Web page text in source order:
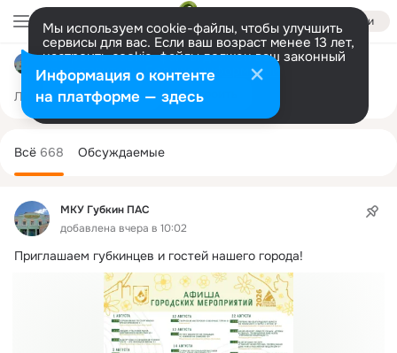
Войти
Мы используем cookie-файлы, чтобы улучшить
сервисы для вас. Если ваш возраст менее 13 лет,
настроить cookie-файлы должен ваш законный
представитель. Больше информации
Разрешить все Настроить
Лента Участники 401 Темы 668
МКУ Губкин ПАС
добавлена вчера в 10:02
Приглашаем губкинцев и гостей нашего города!
колонка
Всё 668 Обсуждаемые
Информация о контенте
на платформе — здесь